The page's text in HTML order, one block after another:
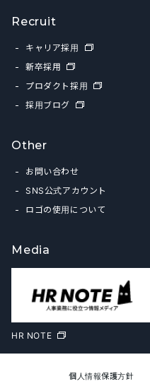
Recruit
キャリア採用
新卒採用
プロダクト採用
採用ブログ
Other
お問い合わせ
SNS公式アカウント
ロゴの使用について
Media
HR NOTE
個人情報保護方針